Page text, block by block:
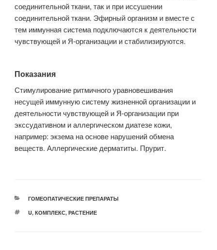
соединительной ткани, так и при иссушении
соединительной ткани. Эфирный организм и вместе с
тем иммунная система подключаются к деятельности
чувствующей и Я-организации и стабилизируются.
Показания
Стимулирование ритмичного уравновешивания
несущей иммунную систему жизненной организации и
деятельности чувствующей и Я-организации при
экссудативном и аллергическом диатезе кожи,
например: экзема на основе нарушений обмена
веществ. Аллергические дерматиты. Прурит.
РУБРИКИ
ГОМЕОПАТИЧЕСКИЕ ПРЕПАРАТЫ
МЕТКИ
U, КОМПЛЕКС, РАСТЕНИЕ